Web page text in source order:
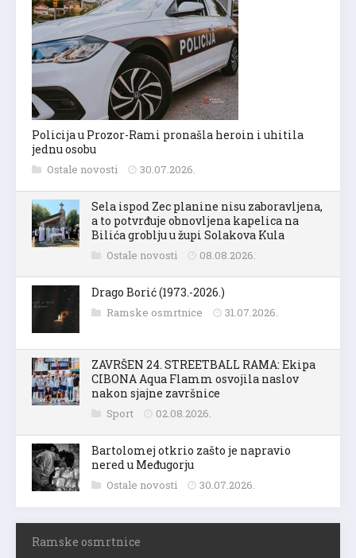
Policija u Prozor-Rami pronašla heroin i uhitila
jednu osobu
Ostale novosti 30.07.2026.
Sela ispod Zec planine nisu zaboravljena,
a to potvrđuje obnovljena kapelica na
Bilića groblju u župi Solakova Kula
Ostale novosti 08.08.2026.
Drago Borić (1973.-2026.)
Ramske osmrtnice 31.07.2026.
ZAVRŠEN 24. STREETBALL RAMA: Ekipa
CIBONA Aqua Flamm osvojila naslov
nakon sjajne završnice
Sport 02.08.2026.
Bartolomej otkrio zašto je napravio
nered u Međugorju
Ostale novosti 30.07.2026.
Ramske osmrtnice